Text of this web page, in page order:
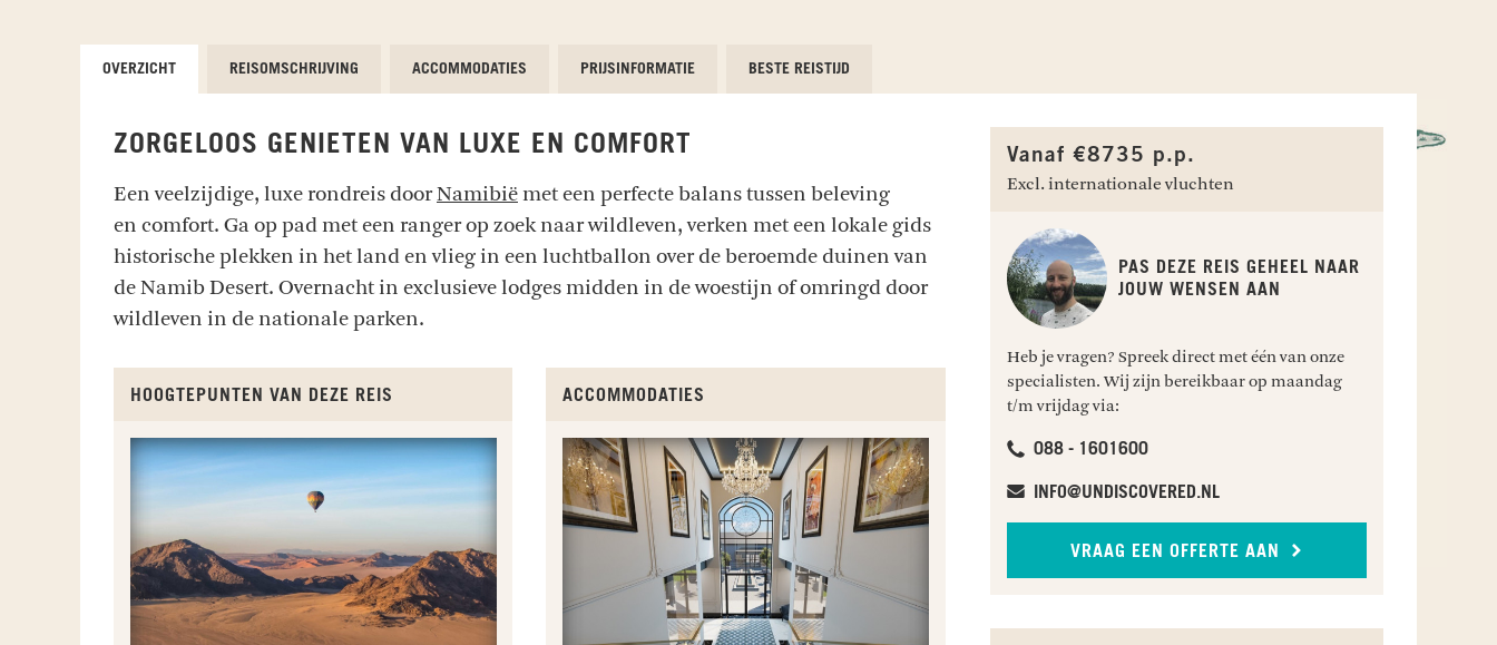
OVERZICHT REISOMSCHRIJVING ACCOMMODATIES PRIJSINFORMATIE BESTE REISTIJD
ZORGELOOS GENIETEN VAN LUXE EN COMFORT
Een veelzijdige, luxe rondreis doorNamibiëmet een perfecte balans tussen beleving
en comfort. Ga op pad met een ranger op zoek naar wildleven, verken met een lokale gids
historische plekken in het land en vlieg in een luchtballon over de beroemde duinen van
de Namib Desert. Overnacht in exclusieve lodges midden in de woestijn of omringd door
wildleven in de nationale parken.
HOOGTEPUNTEN VAN DEZE REIS
GA OP ZOEK NAAR WILDLIFE IN DE VERSCHILLENDE
NATIONALE PARKEN
VERBLIJF OP MAGNIFIEKE LOCATIES EN AANSCHOUW DE
PRACHTIGE STERRENHEMEL BIJ NACHT
ACCOMMODATIES
OKONJIMA LUXURY BUSH CAMP
Okonjima Nature Reserve
KULALA DESERT LODGE
Sossusvlei
Vanaf €8735 p.p.
Excl. internationale vluchten
PAS DEZE REIS GEHEEL NAAR
JOUW WENSEN AAN
Heb je vragen? Spreek direct met één van onze
specialisten. Wij zijn bereikbaar op maandag
t/m vrijdag via:
088 - 1601600
INFO@UNDISCOVERED.NL
VRAAG EEN OFFERTE AAN